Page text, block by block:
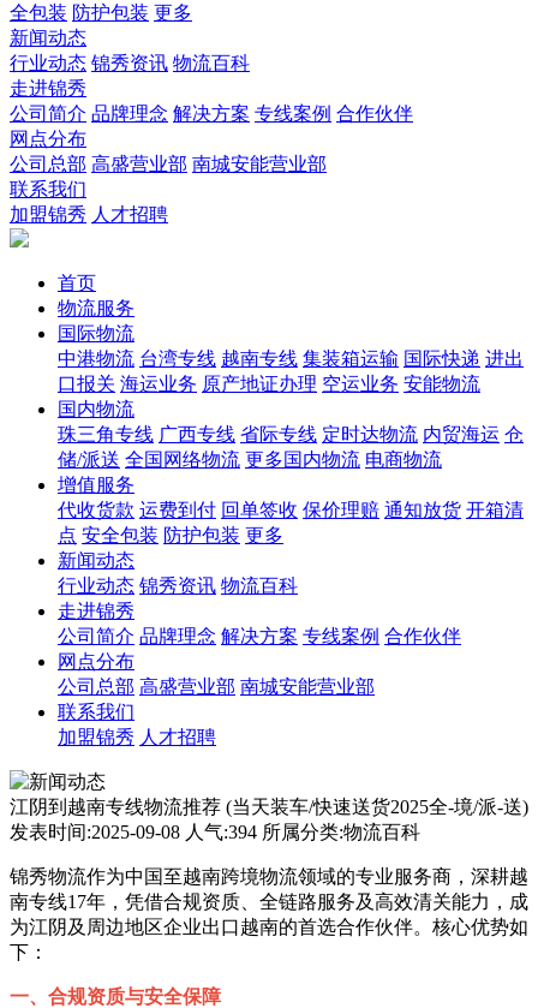
全包装 防护包装 更多
新闻动态
行业动态 锦秀资讯 物流百科
走进锦秀
公司简介 品牌理念 解决方案 专线案例 合作伙伴
网点分布
公司总部 高盛营业部 南城安能营业部
联系我们
加盟锦秀 人才招聘
首页
物流服务
国际物流
中港物流 台湾专线 越南专线 集装箱运输 国际快递 进出
口报关 海运业务 原产地证办理 空运业务 安能物流
国内物流
珠三角专线 广西专线 省际专线 定时达物流 内贸海运 仓
储/派送 全国网络物流 更多国内物流 电商物流
增值服务
代收货款 运费到付 回单签收 保价理赔 通知放货 开箱清
点 安全包装 防护包装 更多
新闻动态
行业动态 锦秀资讯 物流百科
走进锦秀
公司简介 品牌理念 解决方案 专线案例 合作伙伴
网点分布
公司总部 高盛营业部 南城安能营业部
联系我们
加盟锦秀 人才招聘
江阴到越南专线物流推荐 (当天装车/快速送货2025全-境/派-送)
发表时间:2025-09-08 人气:394 所属分类:物流百科
锦秀物流作为中国至越南跨境物流领域的专业服务商，深耕越
南专线17年，凭借合规资质、全链路服务及高效清关能力，成
为江阴及周边地区企业出口越南的首选合作伙伴。核心优势如
下：
一、‌合规资质与安全保障‌